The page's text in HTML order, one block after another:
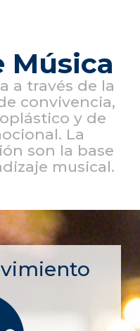
Música
a través de la
convivencia,
y de
La
son la base
musical.